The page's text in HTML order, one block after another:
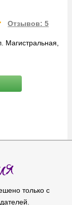
Отзывов: 5
Магистральная,
только с